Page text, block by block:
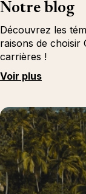
Notre blog
Découvrez les
raisons de choisir
carrières !
Voir plus